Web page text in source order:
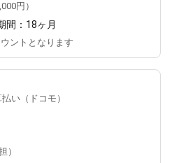
円 ）
間： 18ヶ月
ントとなります
い（ドコモ）
）